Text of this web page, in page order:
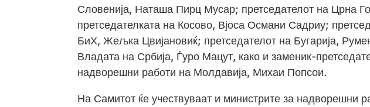
Словенија, Наташа Пирц Мусар; претседателот на Црна
претседателката на Косово, Вјоса Османи Садриу;
БиХ, Жељка Цвијановиќ; претседателот на Бугарија,
Владата на Србија, Ѓуро Мацут, како и заменик-
надворешни работи на Молдавија, Михаи Попсои.
На Самитот ќе учествуваат и министрите за надворешни